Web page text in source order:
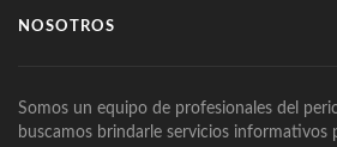
NOSOTROS
Somos un equipo de profesionales del
buscamos brindarle servicios informativos